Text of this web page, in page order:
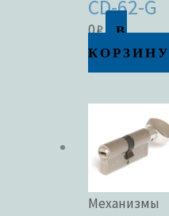
CD-62-G
0₽
В
КОРЗИНУ
Механизмы